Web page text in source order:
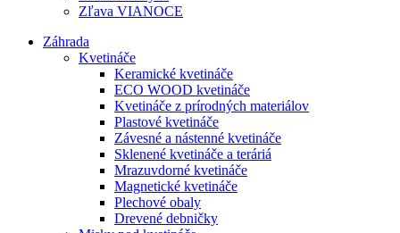
Zľava VIANOCE
Záhrada
Kvetináče
Keramické kvetináče
ECO WOOD kvetináče
Kvetináče z prírodných materiálov
Plastové kvetináče
Závesné a nástenné kvetináče
Sklenené kvetináče a teráriá
Mrazuvdorné kvetináče
Magnetické kvetináče
Plechové obaly
Drevené debničky